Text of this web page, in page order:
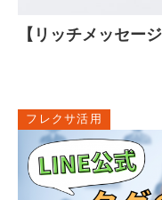
【リッチメッセー
フレクサ活用